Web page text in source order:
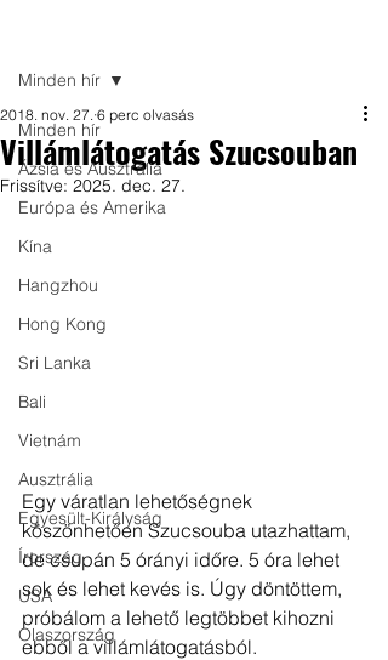
Minden hír
Ázsia és Ausztrália
Európa és Amerika
Kína
Hangzhou
Hong Kong
Sri Lanka
Bali
Vietnám
Ausztrália
Egyesült-Királyság
Írország
USA
Olaszország
Minden hír
Villámlátogatás Szucsouban
2018. nov. 27. 6 perc olvasás
Frissítve: 2025. dec. 27.
Egy váratlan lehetőségnek
köszönhetően Szucsouba utazhattam,
de csupán 5 órányi időre. 5 óra lehet
sok és lehet kevés is. Úgy döntöttem,
próbálom a lehető legtöbbet kihozni
ebből a villámlátogatásból.